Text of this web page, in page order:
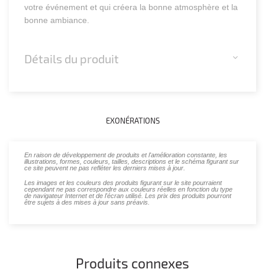
votre événement et qui créera la bonne atmosphère et la
bonne ambiance.
Détails du produit
EXONÉRATIONS
En raison de développement de produits et l'amélioration constante, les
illustrations, formes, couleurs, tailles, descriptions et le schéma figurant sur
ce site peuvent ne pas refléter les derniers mises à jour.
Les images et les couleurs des produits figurant sur le site pourraient
cependant ne pas correspondre aux couleurs réelles en fonction du type
de navigateur Internet et de l'écran utilisé. Les prix des produits pourront
être sujets à des mises à jour sans préavis.
Produits connexes